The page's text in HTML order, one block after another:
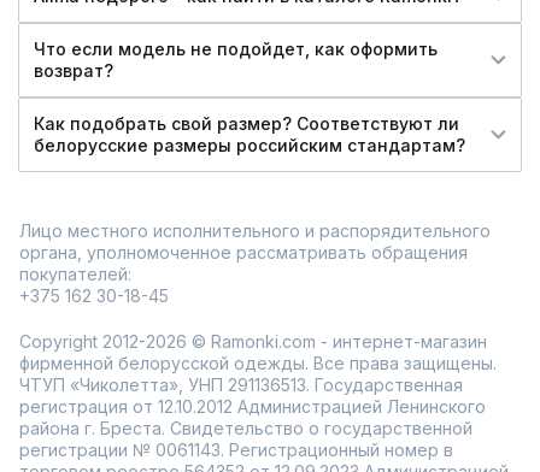
Что если модель не подойдет, как оформить
возврат?
Как подобрать свой размер? Соответствуют ли
белорусские размеры российским стандартам?
Лицо местного исполнительного и распорядительного
органа, уполномоченное рассматривать обращения
покупателей:
+375 162 30-18-45
Copyright 2012-2026 © Ramonki.com - интернет-магазин
фирменной белорусской одежды. Все права защищены.
ЧТУП «Чиколетта», УНП 291136513. Государственная
регистрация от 12.10.2012 Администрацией Ленинского
района г. Бреста. Свидетельство о государственной
регистрации № 0061143. Регистрационный номер в